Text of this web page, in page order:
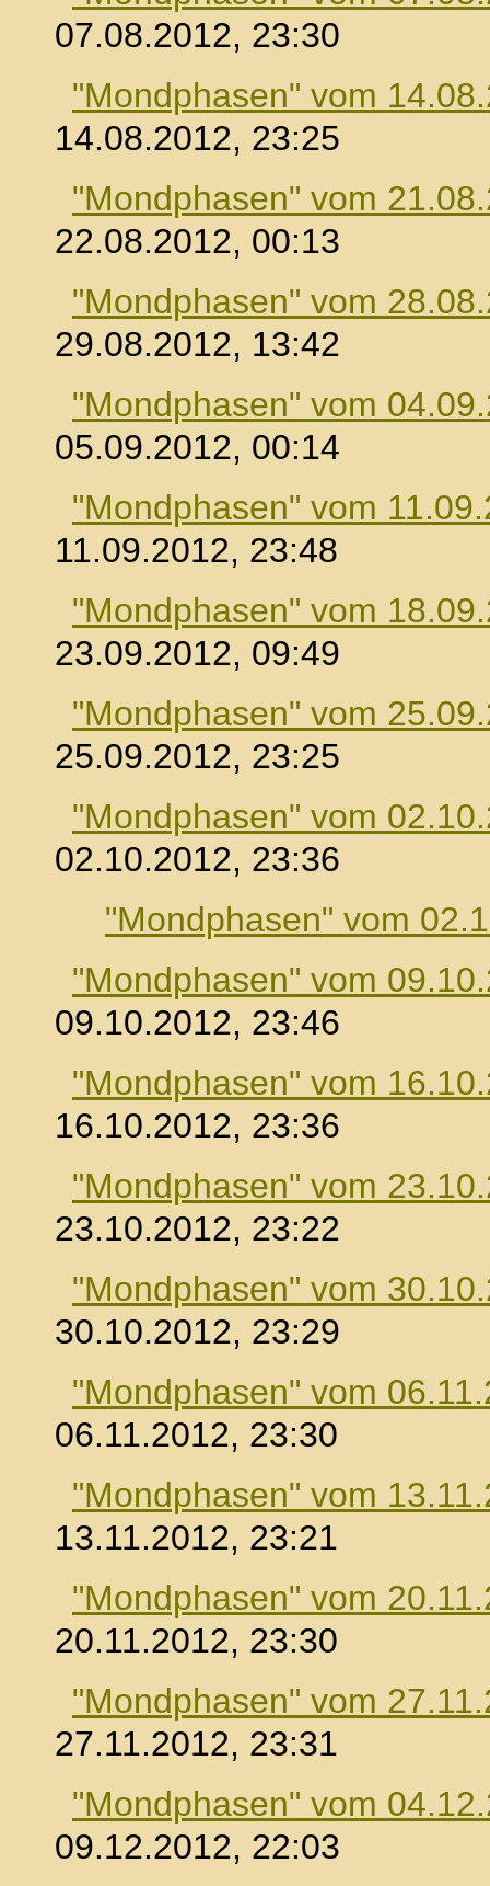
07.08.2012, 23:30
"Mondphasen" vom
14.08.2012, 23:25
"Mondphasen" vom
22.08.2012, 00:13
"Mondphasen" vom
29.08.2012, 13:42
"Mondphasen" vom
05.09.2012, 00:14
"Mondphasen" vom
11.09.2012, 23:48
"Mondphasen" vom
23.09.2012, 09:49
"Mondphasen" vom
25.09.2012, 23:25
"Mondphasen" vom
02.10.2012, 23:36
"Mondphasen" vom
"Mondphasen" vom
09.10.2012, 23:46
"Mondphasen" vom
16.10.2012, 23:36
"Mondphasen" vom
23.10.2012, 23:22
"Mondphasen" vom
30.10.2012, 23:29
"Mondphasen" vom
06.11.2012, 23:30
"Mondphasen" vom
13.11.2012, 23:21
"Mondphasen" vom
20.11.2012, 23:30
"Mondphasen" vom
27.11.2012, 23:31
"Mondphasen" vom
09.12.2012, 22:03